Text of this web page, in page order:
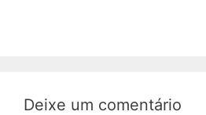
Deixe um comentário